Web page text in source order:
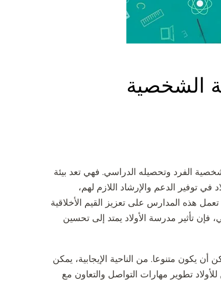
الشخصية
شخصية الفرد وتحصيله الدراسي. فهي تعد بيئة
في توفير الدعم والإرشاد اللازم لهم،
هذه المدارس على تعزيز القيم الأخلاقية
فإن تأثير مدرسة الأولاد يمتد إلى تحسين
يكون متنوعا. من الناحية الإيجابية، يمكن
تطوير مهارات التواصل والتعاون مع